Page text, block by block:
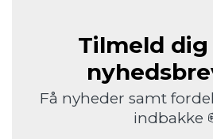
Tilmeld dig
Få nyheder samt
indbakke